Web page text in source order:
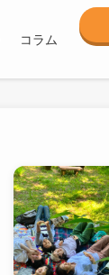
コラム